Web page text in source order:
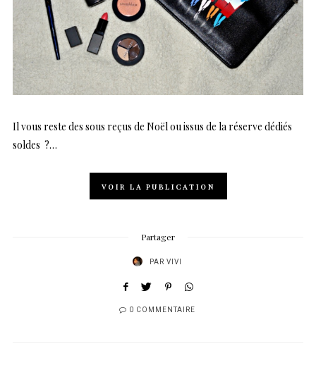
Il vous reste des sous reçus de Noël ou issus de la réserve dédiés
soldes ?…
VOIR LA PUBLICATION
Partager
PAR VIVI
0 COMMENTAIRE